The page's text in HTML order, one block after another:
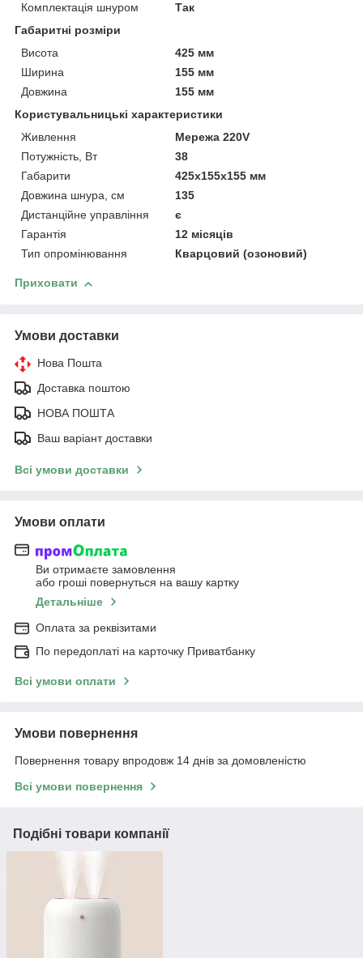
Комплектація шнуром
Так
Габаритні розміри
Висота
425 мм
Ширина
155 мм
Довжина
155 мм
Користувальницькі характеристики
Живлення
Мережа 220V
Потужність, Вт
38
Габарити
425х155х155 мм
Довжина шнура, см
135
Дистанційне управління
є
Гарантія
12 місяців
Тип опромінювання
Кварцовий (озоновий)
Приховати
Умови доставки
Нова Пошта
Доставка поштою
НОВА ПОШТА
Ваш варіант доставки
Всі умови доставки
Умови оплати
Ви отримаєте замовлення
або гроші повернуться на вашу картку
Детальніше
Оплата за реквізитами
По передоплаті на карточку Приватбанку
Всі умови оплати
Умови повернення
Повернення товару впродовж 14 днів за домовленістю
Всі умови повернення
Подібні товари компанії